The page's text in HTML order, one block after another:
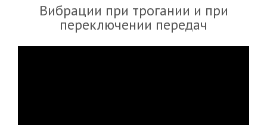
Вибрации при трогании и при
переключении передач